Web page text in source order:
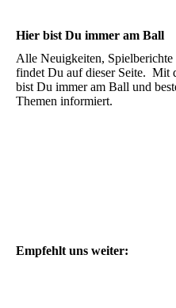
Hier bist Du immer am Ball
Alle Neuigkeiten,
findet Du auf dieser Seite. Mit
bist Du immer am Ball und
Themen informiert.
Empfehlt uns weiter: